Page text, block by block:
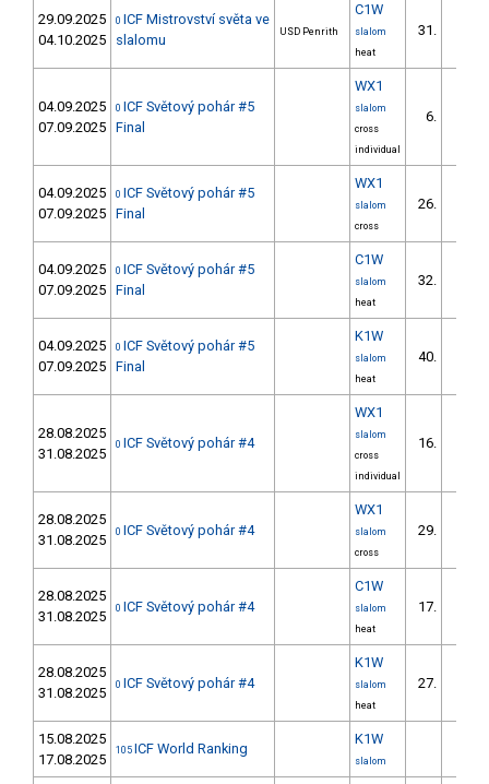
29.09.2025
04.10.2025
0 ICF Mistrovství světa ve
slalomu
USD Penrith
C1W
slalom
heat
31.
04.09.2025
07.09.2025
0 ICF Světový pohár #5
Final
WX1
slalom
cross
individual
6.
04.09.2025
07.09.2025
0 ICF Světový pohár #5
Final
WX1
slalom
cross
26.
04.09.2025
07.09.2025
0 ICF Světový pohár #5
Final
C1W
slalom
heat
32.
04.09.2025
07.09.2025
0 ICF Světový pohár #5
Final
K1W
slalom
heat
40.
28.08.2025
31.08.2025
0 ICF Světový pohár #4
WX1
slalom
cross
individual
16.
28.08.2025
31.08.2025
0 ICF Světový pohár #4
WX1
slalom
cross
29.
28.08.2025
31.08.2025
0 ICF Světový pohár #4
C1W
slalom
heat
17.
28.08.2025
31.08.2025
0 ICF Světový pohár #4
K1W
slalom
heat
27.
15.08.2025
17.08.2025
105 ICF World Ranking
K1W
slalom